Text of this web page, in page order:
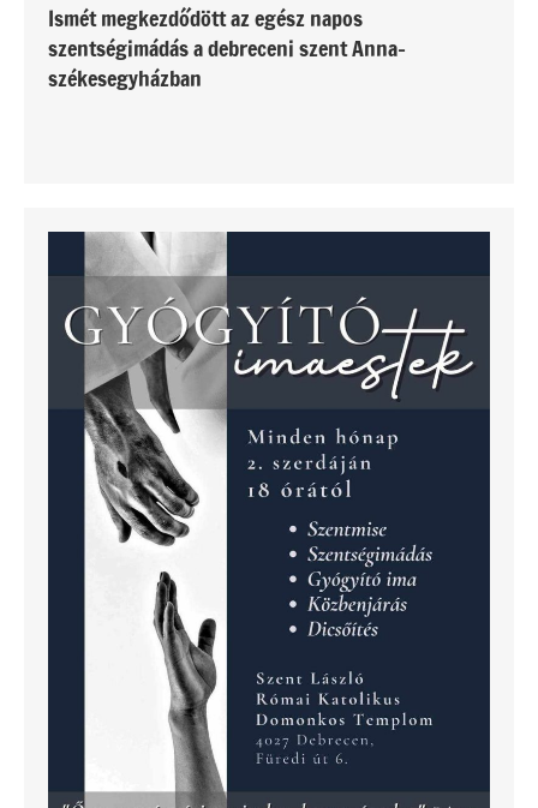
Ismét megkezdődött az egész napos
szentségimádás a debreceni szent Anna-
székesegyházban